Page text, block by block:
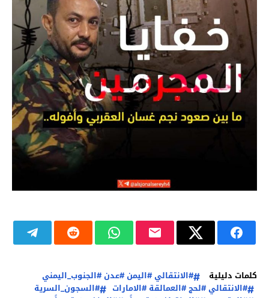
كلمات دليلية
#الانتقالي #اليمن #عدن #الجنوب_اليمني
#الانتقالي #لحج #العمالقة #الامارات
#السجون_السرية